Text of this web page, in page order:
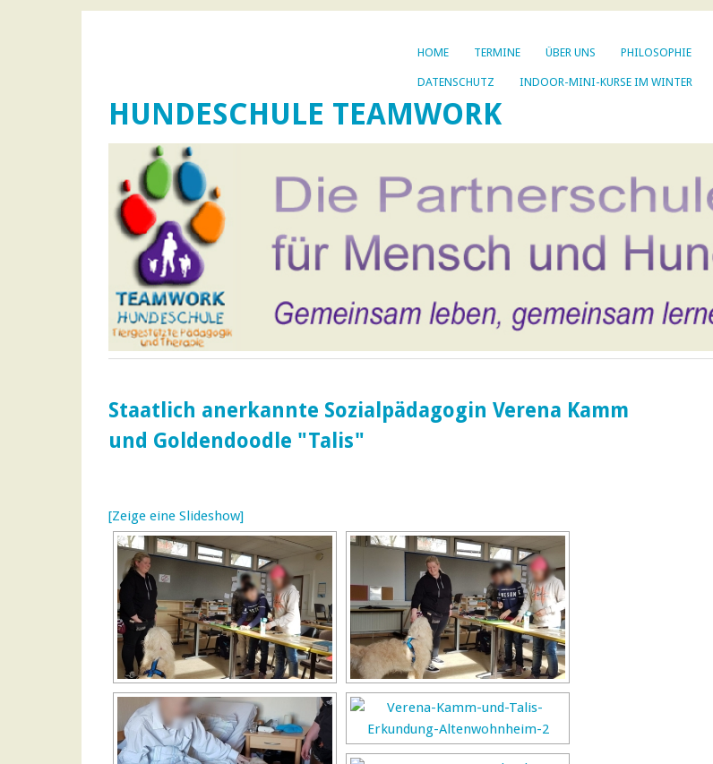
HOME TERMINE ÜBER UNS PHILOSOPHIE
DATENSCHUTZ INDOOR-MINI-KURSE IM WINTER
HUNDESCHULE TEAMWORK
Staatlich anerkannte Sozialpädagogin Verena Kamm
und Goldendoodle "Talis"
[Zeige eine Slideshow]